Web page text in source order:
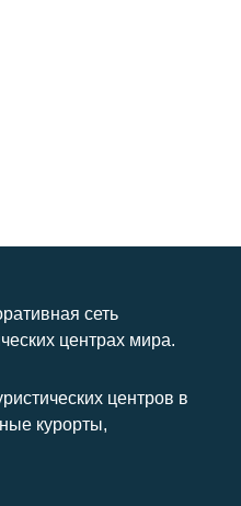
сеть
центрах мира.
центров в
курорты,